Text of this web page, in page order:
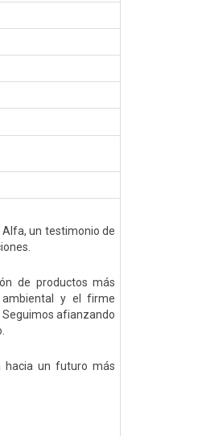
un testimonio de
de productos más
ambiental y el firme
afianzando
hacia un futuro más